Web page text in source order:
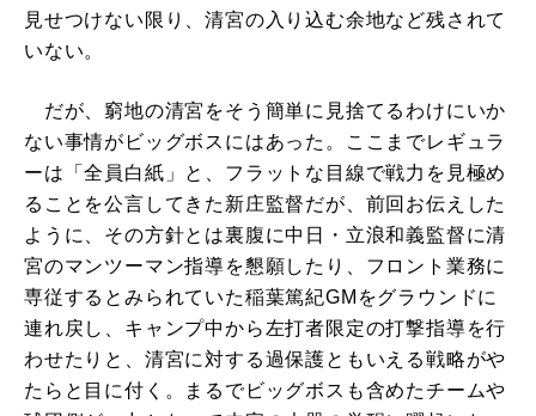
見せつけない限り、清宮の入り込む余地など残されて
いない。
だが、窮地の清宮をそう簡単に見捨てるわけにいか
ない事情がビッグボスにはあった。ここまでレギュラ
ーは「全員白紙」と、フラットな目線で戦力を見極め
ることを公言してきた新庄監督だが、前回お伝えした
ように、その方針とは裏腹に中日・立浪和義監督に清
宮のマンツーマン指導を懇願したり、フロント業務に
専従するとみられていた稲葉篤紀GMをグラウンドに
連れ戻し、キャンプ中から左打者限定の打撃指導を行
わせたりと、清宮に対する過保護ともいえる戦略がや
たらと目に付く。まるでビッグボスも含めたチームや